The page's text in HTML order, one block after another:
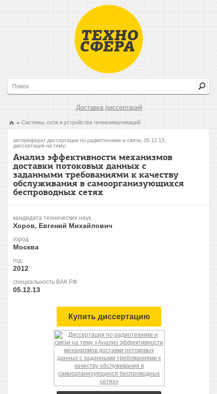
Доставка диссертаций
Системы, сети и устройства телекоммуникаций
автореферат диссертации по радиотехнике и связи, 05.12.13,
диссертация на тему:
Анализ эффективности механизмов
доставки потоковых данных с
заданными требованиями к качеству
обслуживания в самоорганизующихся
беспроводных сетях
кандидата технических наук
Хоров, Евгений Михайлович
город
Москва
год
2012
специальность ВАК РФ
05.12.13
Купить диссертацию